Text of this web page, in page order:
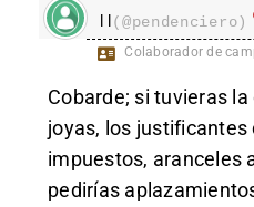
l l(@pendenciero)
Colaborador de
Cobarde; si tuvieras
joyas, los justificantes
impuestos, aranceles
pedirías